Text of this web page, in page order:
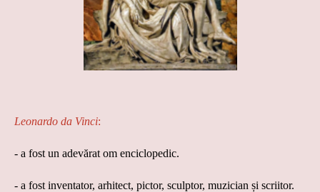
Leonardo da Vinci:
- a fost un adevărat om enciclopedic.
- a fost inventator, arhitect, pictor, sculptor, muzician și scriitor.